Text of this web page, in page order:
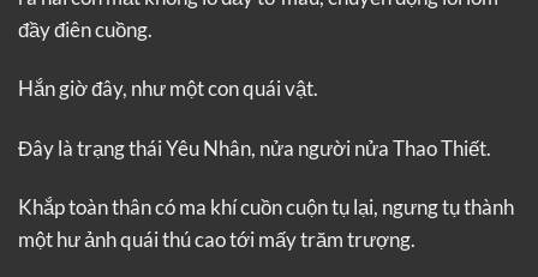
đầy điên cuồng.
Hắn giờ đây, như một con quái vật.
Đây là trạng thái Yêu Nhân, nửa người nửa Thao Thiết.
Khắp toàn thân có ma khí cuồn cuộn tụ lại, ngưng tụ thành
một hư ảnh quái thú cao tới mấy trăm trượng.